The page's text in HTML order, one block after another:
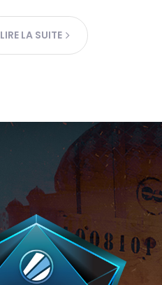
LIRE LA SUITE